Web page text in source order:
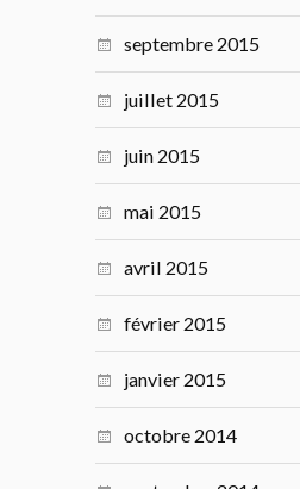
septembre 2015
juillet 2015
juin 2015
mai 2015
avril 2015
février 2015
janvier 2015
octobre 2014